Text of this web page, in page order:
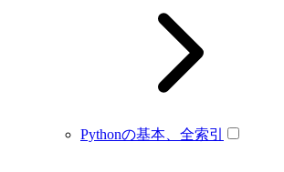
Pythonの基本、全索引